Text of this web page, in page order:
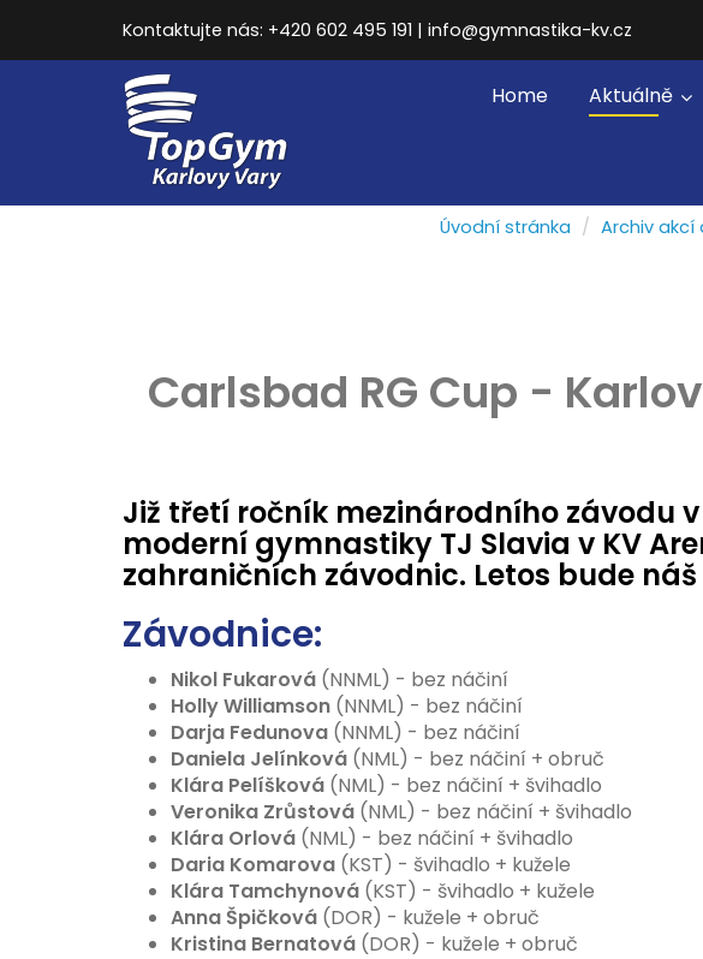
Kontaktujte nás: +420 602 495 191 | info@gymnastika-kv.cz
Home Aktuálně
Úvodní stránka Archiv akcí
Carlsbad RG Cup -
Již třetí ročník mezinárodního závodu
moderní gymnastiky TJ Slavia v KV
zahraničních závodnic. Letos bude
Závodnice:
Nikol Fukarová (NNML) - bez náčiní
Holly Williamson (NNML) - bez náčiní
Darja Fedunova (NNML) - bez náčiní
Daniela Jelínková (NML) - bez náčiní + obruč
Klára Pelíšková (NML) - bez náčiní + švihadlo
Veronika Zrůstová (NML) - bez náčiní + švihadlo
Klára Orlová (NML) - bez náčiní + švihadlo
Daria Komarova (KST) - švihadlo + kužele
Klára Tamchynová (KST) - švihadlo + kužele
Anna Špičková (DOR) - kužele + obruč
Kristina Bernatová (DOR) - kužele + obruč